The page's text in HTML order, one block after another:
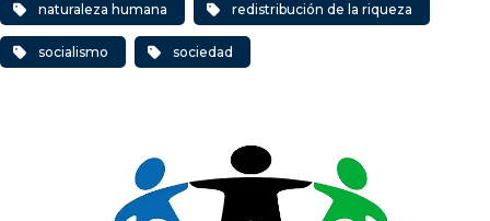
naturaleza humana redistribución de la riqueza
socialismo sociedad